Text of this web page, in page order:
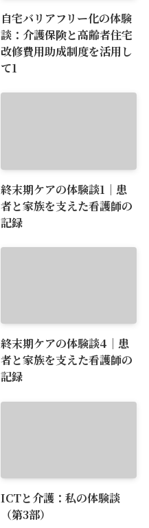
自宅バリアフリー化の体験
談：介護保険と高齢者住宅
改修費用助成制度を活用し
て1
終末期ケアの体験談1｜患
者と家族を支えた看護師の
記録
終末期ケアの体験談4｜患
者と家族を支えた看護師の
記録
ICTと介護：私の体験談
（第3部）